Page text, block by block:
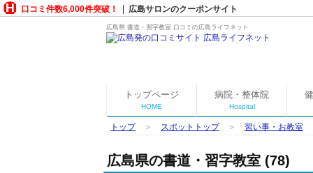
口コミ件数6,000件突破！ 広島サロンのクーポンサイト
広島県 書道・習字教室 口コミの広島ライフネット
トップページ
HOME
病院・整体院
Hospital
トップ＞ スポットトップ＞ 習い事・お教室
広島県の書道・習字教室 (78)